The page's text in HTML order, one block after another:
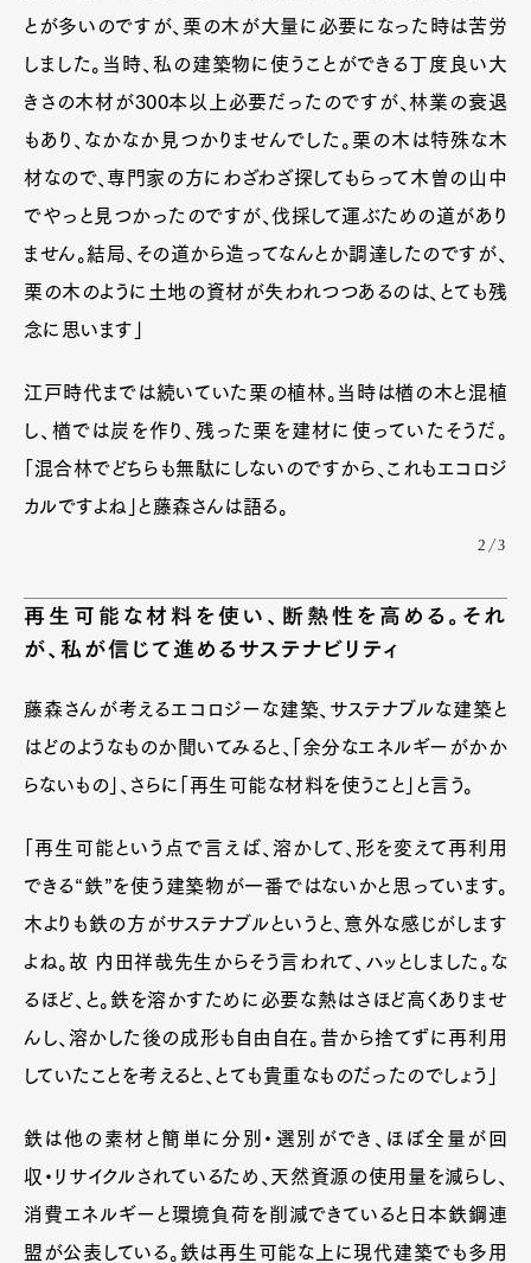
Art&DesignWatchFashion
Gourmet
Cars
ProductCultureLifestyle
Pen Membership
Magazine
Official Columnist
About
Contact
Pen Meet
Pen international Pen tw
とが多いのですが、栗の木が大量に必要になった時は苦労
しました。当時、私の建築物に使うことができる丁度良い大
きさの木材が300本以上必要だったのですが、林業の衰退
もあり、なかなか見つかりませんでした。栗の木は特殊な木
材なので、専門家の方にわざわざ探してもらって木曽の山中
でやっと見つかったのですが、伐採して運ぶための道があり
ません。結局、その道から造ってなんとか調達したのですが、
栗の木のように土地の資材が失われつつあるのは、とても残
念に思います」
江戸時代までは続いていた栗の植林。当時は楢の木と混植
し、楢では炭を作り、残った栗を建材に使っていたそうだ。
「混合林でどちらも無駄にしないのですから、これもエコロジ
カルですよね」と藤森さんは語る。
2/3
再生可能な材料を使い、断熱性を高める。それ
が、私が信じて進めるサステナビリティ
藤森さんが考えるエコロジーな建築、サステナブルな建築と
はどのようなものか聞いてみると、「余分なエネルギーがかか
らないもの」、さらに「再生可能な材料を使うこと」と言う。
「再生可能という点で言えば、溶かして、形を変えて再利用
できる“鉄”を使う建築物が一番ではないかと思っています。
木よりも鉄の方がサステナブルというと、意外な感じがします
よね。故 内田祥哉先生からそう言われて、ハッとしました。な
るほど、と。鉄を溶かすために必要な熱はさほど高くありませ
んし、溶かした後の成形も自由自在。昔から捨てずに再利用
していたことを考えると、とても貴重なものだったのでしょう」
鉄は他の素材と簡単に分別・選別ができ、ほぼ全量が回
収・リサイクルされているため、天然資源の使用量を減らし、
消費エネルギーと環境負荷を削減できていると日本鉄鋼連
盟が公表している。鉄は再生可能な上に現代建築でも多用